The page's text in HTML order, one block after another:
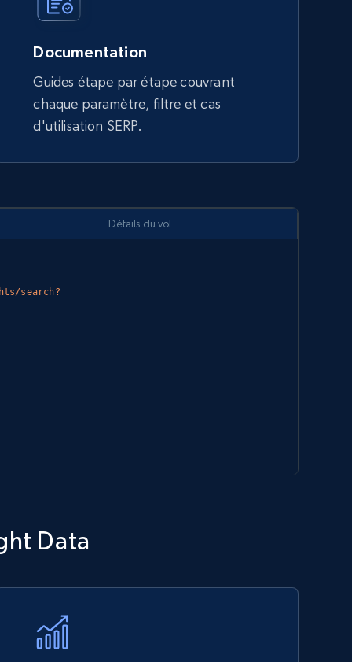
Documentation
Guides étape par étape couvrant
chaque paramètre, filtre et cas
d'utilisation SERP.
search?
Détails du vol
Data